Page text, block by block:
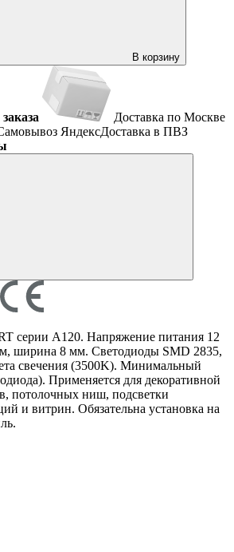
В корзину
Доставка по Москве
ЯндексДоставка в ПВЗ
серии A120. Напряжение питания 12
ширина 8 мм. Светодиоды SMD 2835,
свечения (3500K). Минимальный
Применяется для декоративной
потолочных ниш, подсветки
и витрин. Обязательна установка на